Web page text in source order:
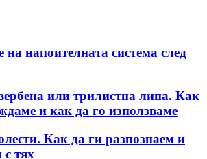
на напоителната система след
или трилистна липа. Как
и как да го използваме
Как да ги разпознаем и
с тях